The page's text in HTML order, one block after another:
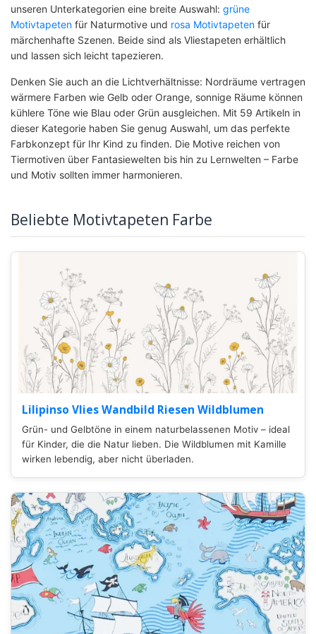
unseren Unterkategorien eine breite Auswahl: grüne
Motivtapeten für Naturmotive und rosa Motivtapeten für
märchenhafte Szenen. Beide sind als Vliestapeten erhältlich
und lassen sich leicht tapezieren.
Denken Sie auch an die Lichtverhältnisse: Nordräume vertragen
wärmere Farben wie Gelb oder Orange, sonnige Räume können
kühlere Töne wie Blau oder Grün ausgleichen. Mit 59 Artikeln in
dieser Kategorie haben Sie genug Auswahl, um das perfekte
Farbkonzept für Ihr Kind zu finden. Die Motive reichen von
Tiermotiven über Fantasiewelten bis hin zu Lernwelten – Farbe
und Motiv sollten immer harmonieren.
Beliebte Motivtapeten Farbe
Lilipinso Vlies Wandbild Riesen Wildblumen
Grün- und Gelbtöne in einem naturbelassenen Motiv – ideal
für Kinder, die die Natur lieben. Die Wildblumen mit Kamille
wirken lebendig, aber nicht überladen.